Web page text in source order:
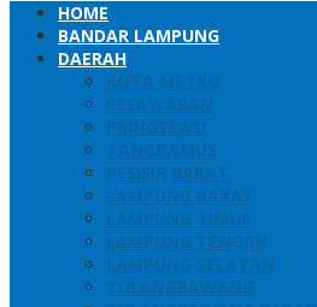
HOME
BANDAR LAMPUNG
DAERAH
KOTA METRO
PESAWARAN
PRINGSEWU
TANGGAMUS
PESISIR BARAT
LAMPUNG BARAT
LAMPUNG TIMUR
LAMPUNG TENGAH
LAMPUNG SELATAN
TULANGBAWANG